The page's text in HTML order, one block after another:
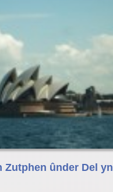
Zutphen ûnder Del yn